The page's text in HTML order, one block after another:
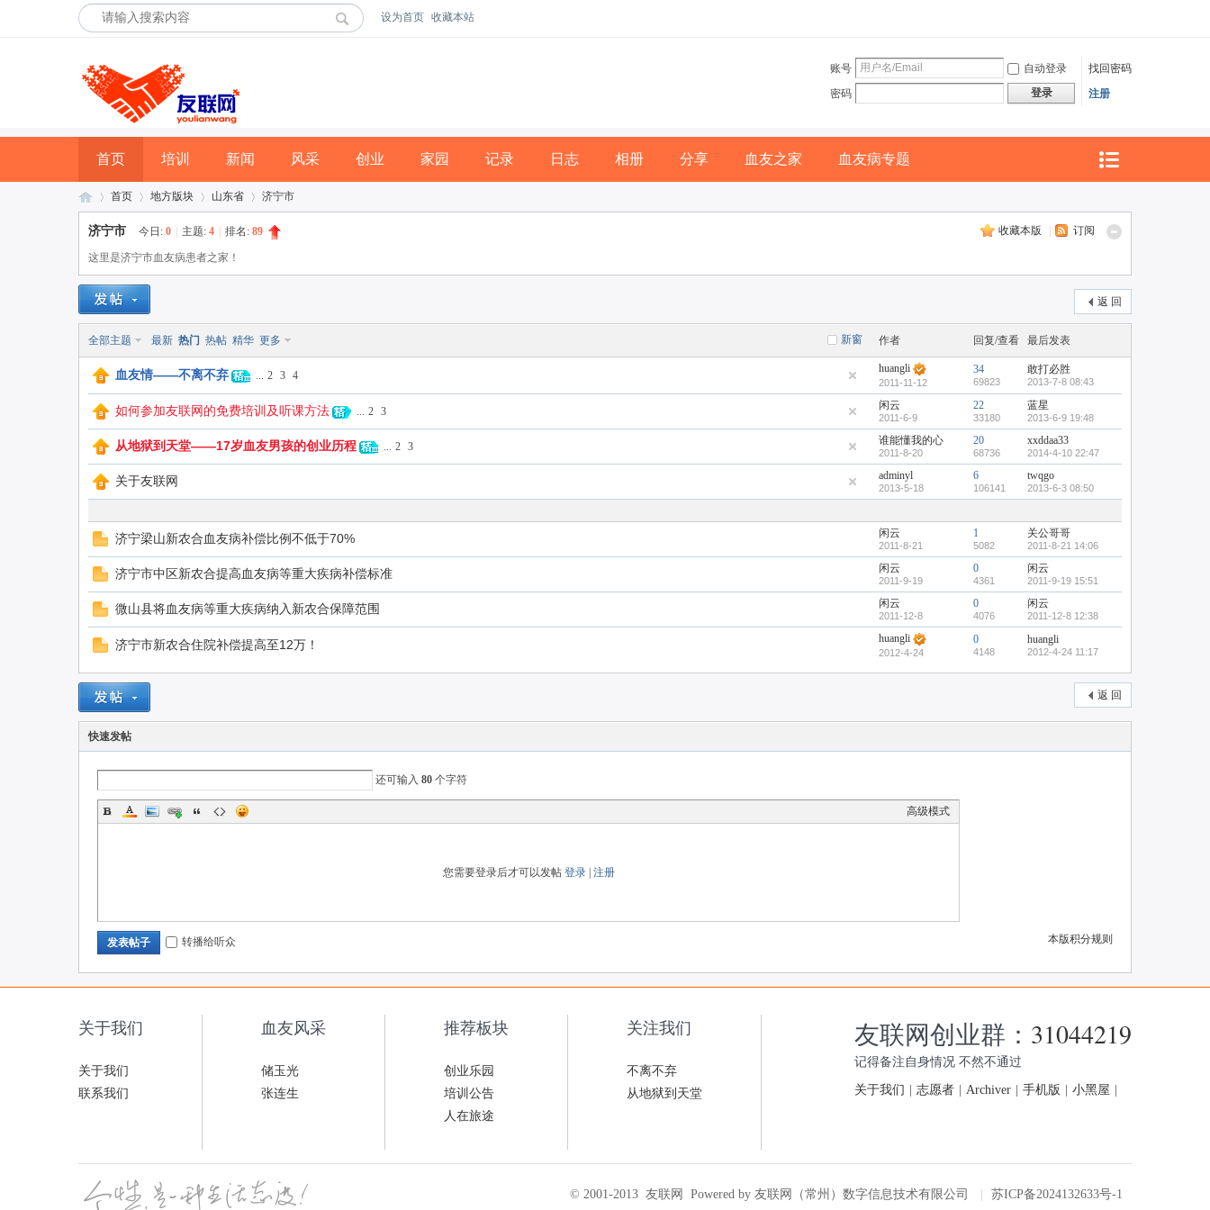
设为首页 收藏本站
账号 自动登录
找回密码
密码
登录 注册
首页 培训 新闻 风采 创业 家园 记录 日志 相册 分享 血友之家 血友病专题
友 »
首页
›
地方版块
›
山东省
›
济宁市
收藏本版 订阅
济宁市 今日: 0 主题: 4 排名: 89
这里是济宁市血友病患者之家！
返 回
新窗
全部主题 最新 热门 热帖 精华 更多 作者 回复/查看 最后发表
血友情——不离不弃 ... 2 3 4
huangli
2011-11-12
34
69823
敢打必胜
2013-7-8 08:43
如何参加友联网的免费培训及听课方法 ... 2 3 闲云
2011-6-9
22
33180
蓝星
2013-6-9 19:48
从地狱到天堂——17岁血友男孩的创业历程 ... 2 3 谁能懂我的心
2011-8-20
20
68736
xxddaa33
2014-4-10 22:47
关于友联网 adminyl
2013-5-18
6
106141
twqgo
2013-6-3 08:50
济宁梁山新农合血友病补偿比例不低于70% 闲云
2011-8-21
1
5082
关公哥哥
2011-8-21 14:06
济宁市中区新农合提高血友病等重大疾病补偿标准 闲云
2011-9-19
0
4361
闲云
2011-9-19 15:51
微山县将血友病等重大疾病纳入新农合保障范围 闲云
2011-12-8
0
4076
闲云
2011-12-8 12:38
济宁市新农合住院补偿提高至12万！ huangli
2012-4-24
0
4148
huangli
2012-4-24 11:17
返 回
快速发帖
还可输入 80 个字符
高级模式
您需要登录后才可以发帖 登录| 注册
本版积分规则
发表帖子 转播给听众
关于我们
关于我们
联系我们
血友风采
储玉光
张连生
推荐板块
创业乐园
培训公告
人在旅途
关注我们
不离不弃
从地狱到天堂
友联网创业群： 31044219
记得备注自身情况 不然不通过
关于我们 志愿者 Archiver 手机版 小黑屋
© 2001-2013 友联网 Powered by 友联网（常州）数字信息技术有限公司 苏ICP备2024132633号-1